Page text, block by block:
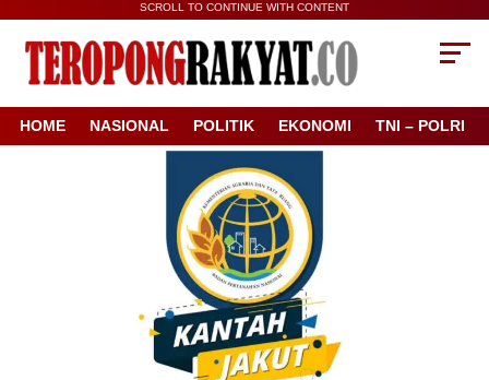
SCROLL TO CONTINUE WITH CONTENT
HOME NASIONAL POLITIK EKONOMI TNI – POLRI